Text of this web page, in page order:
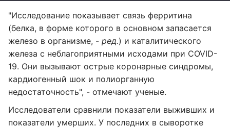
"Исследование показывает связь ферритина
(белка, в форме которого в основном запасается
железо в организме, - ред.) и каталитического
железа с неблагоприятными исходами при COVID-
19. Они вызывают острые коронарные синдромы,
кардиогенный шок и полиорганную
недостаточность", - отмечают ученые.
Исследователи сравнили показатели выживших и
показатели умерших. У последних в сыворотке